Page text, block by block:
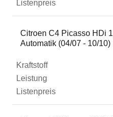
Citroen C4 Picasso HDi
Automatik (04/07 - 10/10)